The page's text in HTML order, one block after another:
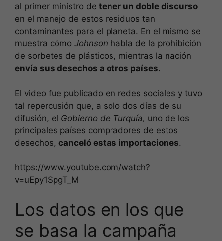
al primer ministro de tener un doble discurso
en el manejo de estos residuos tan
contaminantes para el planeta. En el mismo se
muestra cómo Johnson habla de la prohibición
de sorbetes de plásticos, mientras la nación
envía sus desechos a otros países.
El video fue publicado en redes sociales y tuvo
tal repercusión que, a solo dos días de su
difusión, el Gobierno de Turquía, uno de los
principales países compradores de estos
desechos, canceló estas importaciones.
https://www.youtube.com/watch?
v=uEpy1SpgT_M
Los datos en los que
se basa la campaña